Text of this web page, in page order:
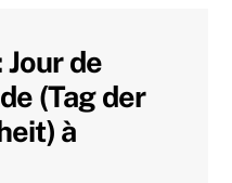
de
(Tag der
à